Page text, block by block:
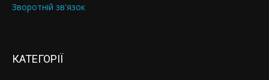
Зворотній зв'язок
КАТЕГОРІЇ